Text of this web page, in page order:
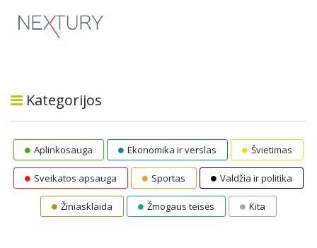
Kategorijos
Aplinkosauga Ekonomika ir verslas Švietimas
Sveikatos apsauga Sportas Valdžia ir politika
Žiniasklaida Žmogaus teisės Kita